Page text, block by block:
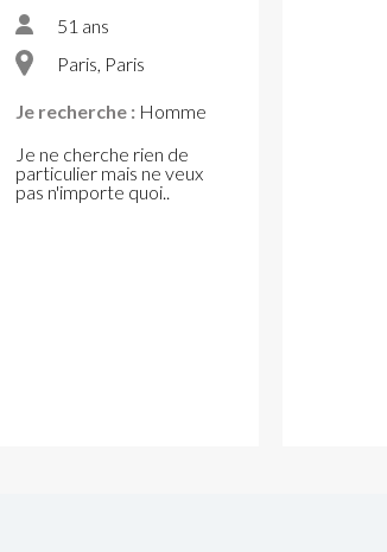
51 ans
Paris, Paris
Je recherche : Homme
Je ne cherche rien de
particulier mais ne veux
pas n'importe quoi..